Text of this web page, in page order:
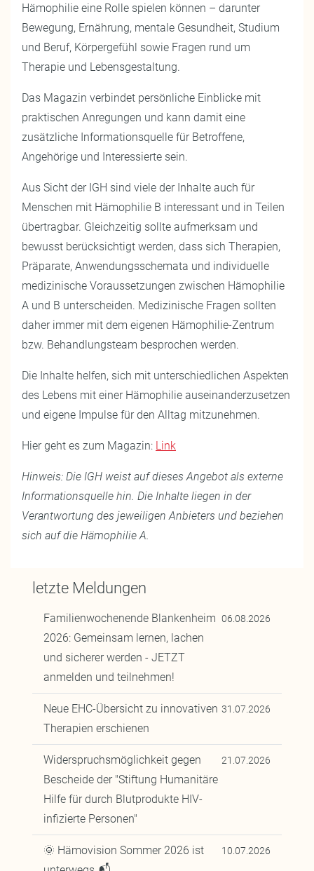
Hämophilie eine Rolle spielen können – darunter
Bewegung, Ernährung, mentale Gesundheit, Studium
und Beruf, Körpergefühl sowie Fragen rund um
Therapie und Lebensgestaltung.
Das Magazin verbindet persönliche Einblicke mit
praktischen Anregungen und kann damit eine
zusätzliche Informationsquelle für Betroffene,
Angehörige und Interessierte sein.
Aus Sicht der IGH sind viele der Inhalte auch für
Menschen mit Hämophilie B interessant und in Teilen
übertragbar. Gleichzeitig sollte aufmerksam und
bewusst berücksichtigt werden, dass sich Therapien,
Präparate, Anwendungsschemata und individuelle
medizinische Voraussetzungen zwischen Hämophilie
A und B unterscheiden. Medizinische Fragen sollten
daher immer mit dem eigenen Hämophilie-Zentrum
bzw. Behandlungsteam besprochen werden.
Die Inhalte helfen, sich mit unterschiedlichen Aspekten
des Lebens mit einer Hämophilie auseinanderzusetzen
und eigene Impulse für den Alltag mitzunehmen.
Hier geht es zum Magazin: Link
Hinweis: Die IGH weist auf dieses Angebot als externe
Informationsquelle hin. Die Inhalte liegen in der
Verantwortung des jeweiligen Anbieters und beziehen
sich auf die Hämophilie A.
letzte Meldungen
Familienwochenende Blankenheim
2026: Gemeinsam lernen, lachen
und sicherer werden - JETZT
anmelden und teilnehmen!
06.08.2026
Neue EHC-Übersicht zu innovativen
Therapien erschienen
31.07.2026
Widerspruchsmöglichkeit gegen
Bescheide der "Stiftung Humanitäre
Hilfe für durch Blutprodukte HIV-
infizierte Personen"
21.07.2026
🌞 Hämovision Sommer 2026 ist
10.07.2026